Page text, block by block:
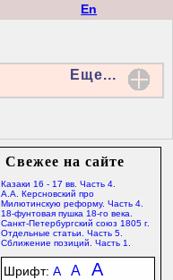
En
Еще...
Свежее на сайте
Казаки 16 - 17 вв. Часть 4.
А.А. Керсновский про
Милютинскую реформу. Часть 4.
18-фунтовая пушка 18-го века.
Санкт-Петербургский союз 1805 г.
Отдельные статьи. Часть 5.
Сближение позиций. Часть 1.
Шрифт: A A A